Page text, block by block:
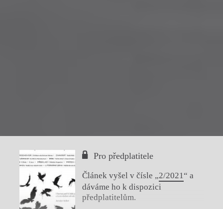
Pro předplatitele
Článek vyšel v čísle „2/2021“ a
dáváme ho k dispozici
předplatitelům.